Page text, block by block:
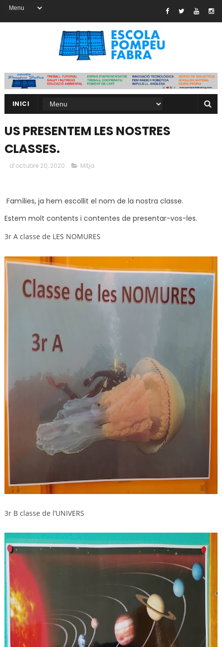
INICI
US PRESENTEM LES NOSTRES
CLASSES.
d’octubre 20, 2020 Mitja
Famílies, ja hem escollit el nom de la nostra classe.
Estem molt contents i contentes de presentar-vos-les.
3r A classe de LES NOMURES
3r B classe de l’UNIVERS